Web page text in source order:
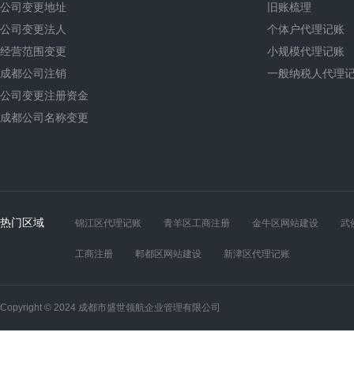
公司变更地址
公司变更法人
经营范围变更
成都公司注销
公司变更注册资金
成都公司名称变更
旧账梳理
个体户代理记账
小规模代理记账
一般纳税人代理
热门区域 锦江区代理记账 青羊区工商注册 金牛区网站建设 武
工商注册 郫都区网站建设 新津区代理记账
Copyright © 2024 成都市盛世领航企业管理有限公司